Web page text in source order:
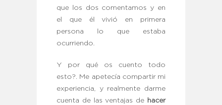
que los dos comentamos y en
el que él vivió en primera
persona lo que estaba
ocurriendo.
Y por qué os cuento todo
esto?. Me apetecía compartir mi
experiencia, y realmente darme
cuenta de las ventajas de
hacer